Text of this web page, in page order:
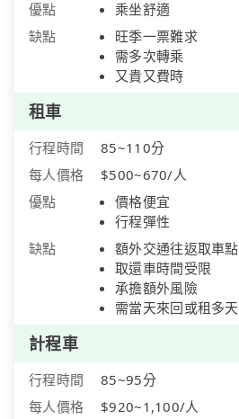
優點
乘坐舒適
缺點
旺季一票難求
需多次轉乘
又貴又費時
租車
行程時間
85~110分
每人價格
$500~670/人
優點
價格便宜
行程彈性
缺點
額外交通往返取車點
取還車時間受限
承擔額外風險
需當天來回或租多天
計程車
行程時間
85~95分
每人價格
$920~1,100/人